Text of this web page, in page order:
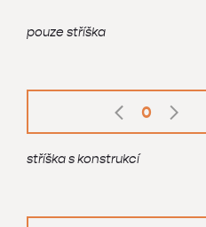
pouze stříška
0
stříška s konstrukcí